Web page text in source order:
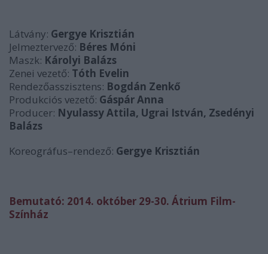
Látvány: Gergye Krisztián
Jelmeztervező: Béres Móni
Maszk: Károlyi Balázs
Zenei vezető: Tóth Evelin
Rendezőasszisztens: Bogdán Zenkő
Produkciós vezető: Gáspár Anna
Producer: Nyulassy Attila, Ugrai István, Zsedényi
Balázs
Koreográfus–rendező: Gergye Krisztián
Bemutató: 2014. október 29-30. Átrium Film-
Színház